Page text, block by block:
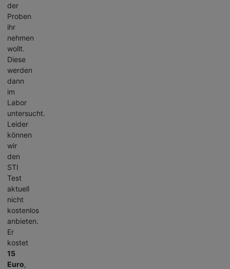
der
Proben
ihr
nehmen
wollt.
Diese
werden
dann
im
Labor
untersucht.
Leider
können
wir
den
STI
Test
aktuell
nicht
kostenlos
anbieten.
Er
kostet
15
Euro,